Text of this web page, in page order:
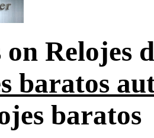
on Relojes
baratos
baratos